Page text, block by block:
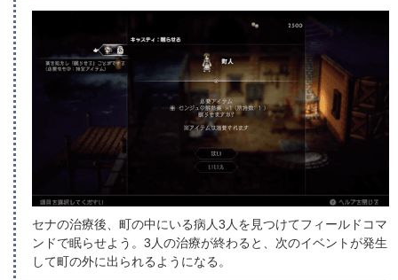
セナの治療後、町の中にいる病人3人を見つけてフィールドコマ
ンドで眠らせよう。3人の治療が終わると、次のイベントが発生
して町の外に出られるようになる。